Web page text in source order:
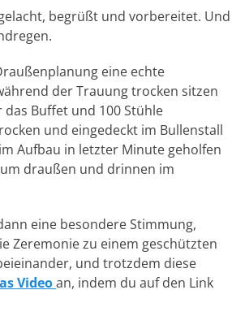
begrüßt und vorbereitet. Und
eine echte
der Trauung trocken sitzen
Buffet und 100 Stühle
und eingedeckt im Bullenstall
Aufbau in letzter Minute geholfen
draußen und drinnen im
eine besondere Stimmung,
Zeremonie zu einem geschützten
und trotzdem diese
Videoan, indem du auf den Link